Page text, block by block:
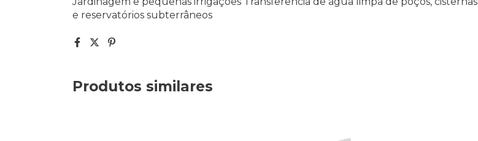
e reservatórios subterrâneos
Produtos similares